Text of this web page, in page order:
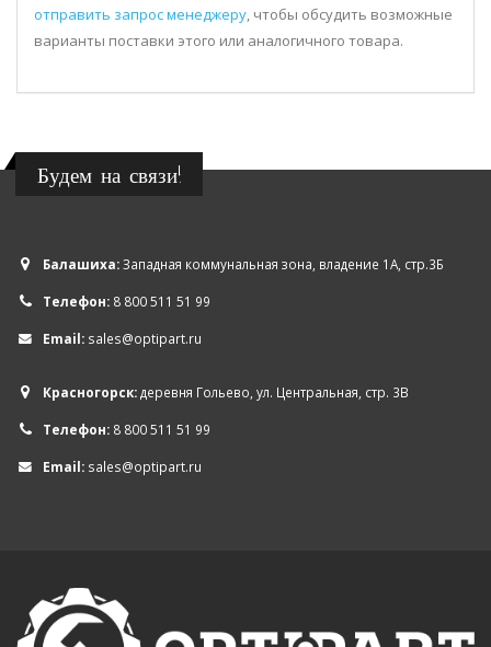
отправить запрос менеджеру, чтобы обсудить возможные
варианты поставки этого или аналогичного товара.
Будем на связи!
Балашиха:Западная коммунальная зона, владение 1А, стр.3Б
Телефон: 8 800 511 51 99
Email: sales@optipart.ru
Красногорск:деревня Гольево, ул. Центральная, стр. 3В
Телефон: 8 800 511 51 99
Email: sales@optipart.ru